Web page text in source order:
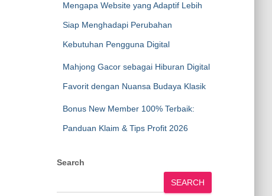
Mengapa Website yang Adaptif Lebih
Siap Menghadapi Perubahan
Kebutuhan Pengguna Digital
Mahjong Gacor sebagai Hiburan Digital
Favorit dengan Nuansa Budaya Klasik
Bonus New Member 100% Terbaik:
Panduan Klaim & Tips Profit 2026
Search
SEARCH